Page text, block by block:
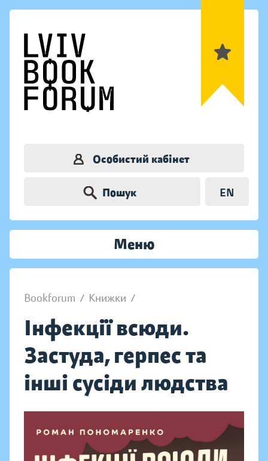
Особистий кабінет
Пошук EN
Меню
Bookforum / Книжки /
Інфекції всюди.
Застуда, герпес та
інші сусіди людства